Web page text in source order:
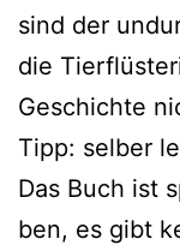
sind der
die
Geschichte
Tipp: sel­ber
Das Buch ist
ben, es gibt